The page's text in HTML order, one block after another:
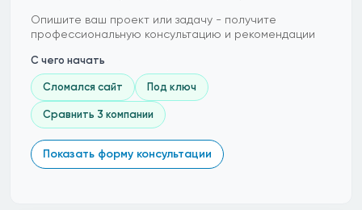
Опишите ваш проект или задачу - получите
профессиональную консультацию и рекомендации
С чего начать
Сломался сайт Под ключ
Сравнить 3 компании
Показать форму консультации